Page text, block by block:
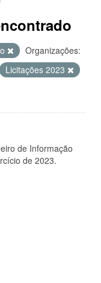
Organizações:
Licitações 2023
de Informação
de 2023.